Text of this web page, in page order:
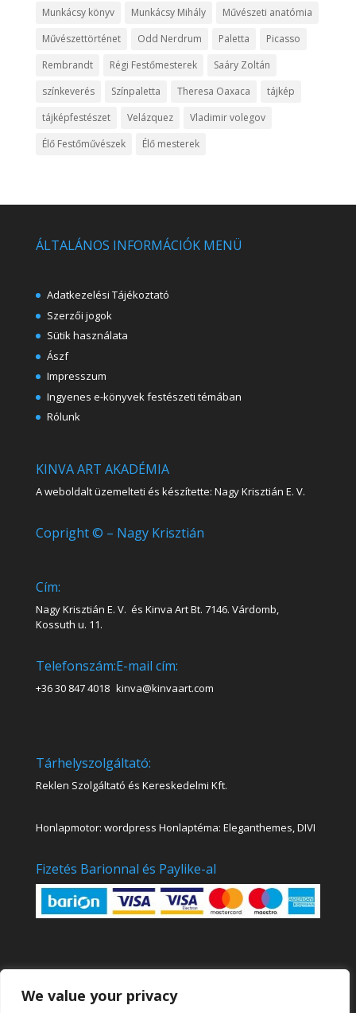
We value your privacy
Munkácsy könyv
Munkácsy Mihály
Művészeti anatómia
Művészettörténet
Odd Nerdrum Paletta
Picasso
Rembrandt
Régi Festőmesterek
Saáry Zoltán
színkeverés
Színpaletta Theresa Oaxaca
tájkép
tájképfestészet
Velázquez
Vladimir volegov
Élő Festőművészek
Élő mesterek
ÁLTALÁNOS INFORMÁCIÓK MENÜ
Adatkezelési Tájékoztató
Szerzői jogok
Sütik használata
Ászf
Impresszum
Ingyenes e-könyvek festészeti témában
Rólunk
KINVA ART AKADÉMIA
A weboldalt üzemelteti és készítette: Nagy Krisztián E. V.
Copright © – Nagy Krisztián
Cím:
Nagy Krisztián E. V. és Kinva Art Bt. 7146. Várdomb,
Kossuth u. 11.
Telefonszám:
+36 30 847 4018
E-mail cím:
kinva@kinvaart.com
Tárhelyszolgáltató:
Reklen Szolgáltató és Kereskedelmi Kft.
Honlapmotor: wordpress Honlaptéma: Eleganthemes, DIVI
Fizetés Barionnal és Paylike-al